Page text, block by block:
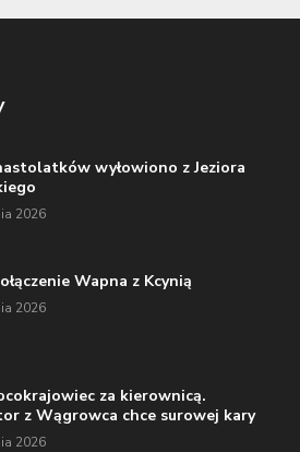
wyłowiono z Jeziora
2026
Wapna z Kcynią
2026
za kierownicą.
z Wągrowca chce surowej kary
2026